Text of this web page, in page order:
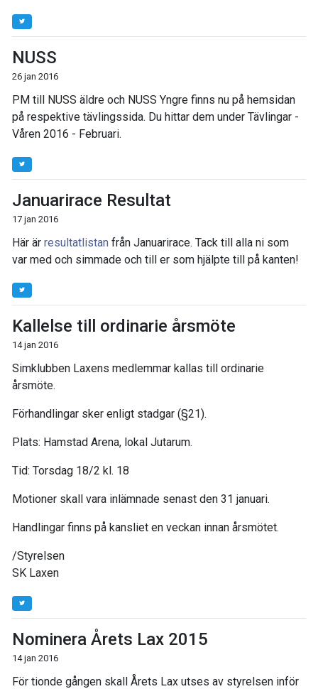
NUSS
26 jan 2016
PM till NUSS äldre och NUSS Yngre finns nu på hemsidan
på respektive tävlingssida. Du hittar dem under Tävlingar -
Våren 2016 - Februari.
Januarirace Resultat
17 jan 2016
Här är resultatlistan från Januarirace. Tack till alla ni som
var med och simmade och till er som hjälpte till på kanten!
Kallelse till ordinarie årsmöte
14 jan 2016
Simklubben Laxens medlemmar kallas till ordinarie
årsmöte.
Förhandlingar sker enligt stadgar (§21).
Plats: Hamstad Arena, lokal Jutarum.
Tid: Torsdag 18/2 kl. 18
Motioner skall vara inlämnade senast den 31 januari.
Handlingar finns på kansliet en veckan innan årsmötet.
/Styrelsen
SK Laxen
Nominera Årets Lax 2015
14 jan 2016
För tionde gången skall Årets Lax utses av styrelsen inför